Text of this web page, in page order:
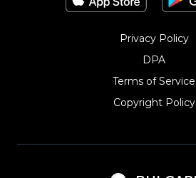
Privacy Policy
DPA
Terms of Service
Copyright Policy‎